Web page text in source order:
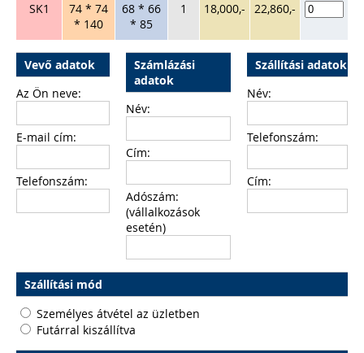
SK1
74 * 74
* 140
68 * 66
* 85
1 18,000,- 22,860,-
Vevő adatok
Az Ön neve:
E-mail cím:
Telefonszám:
Számlázási
adatok
Név:
Cím:
Adószám:
(vállalkozások
esetén)
Szállítási adatok
Név:
Telefonszám:
Cím:
Szállítási mód
Személyes átvétel az üzletben
Futárral kiszállítva